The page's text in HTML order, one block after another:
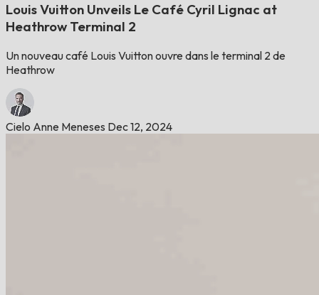
Louis Vuitton Unveils Le Café Cyril Lignac at
Heathrow Terminal 2
Un nouveau café Louis Vuitton ouvre dans le terminal 2 de
Heathrow
Cielo Anne Meneses Dec 12, 2024